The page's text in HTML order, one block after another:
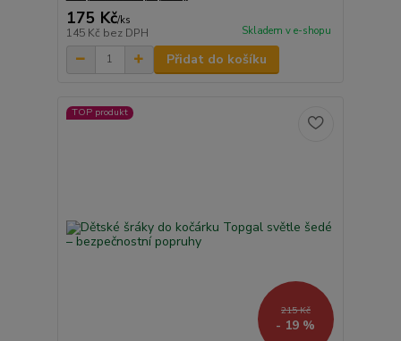
175 Kč/ks
145 Kč bez DPH Skladem v e-shopu
Přidat do košíku
TOP produkt
215 Kč
- 19 %